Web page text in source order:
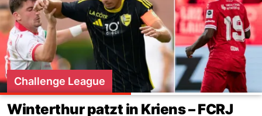
Challenge League
Winterthur patzt in Kriens – FCRJ